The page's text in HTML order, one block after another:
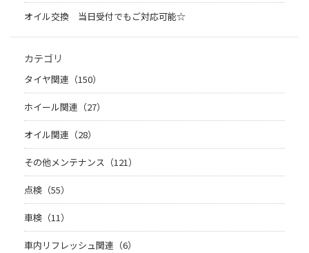
オイル交換 当日受付でもご対応可能☆
カテゴリ
タイヤ関連（150）
ホイール関連（27）
オイル関連（28）
その他メンテナンス（121）
点検（55）
車検（11）
車内リフレッシュ関連（6）